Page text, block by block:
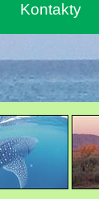
Kontakty